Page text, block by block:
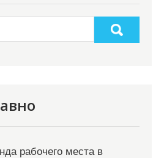
рабочего места в